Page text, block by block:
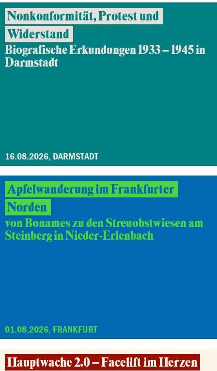
Nonkonformität, Protest und
Widerstand
Biografische Erkundungen 1933 – 1945 in
Darmstadt
16.08.2026, DARMSTADT
Apfelwanderung im Frankfurter
Norden
von Bonames zu den Streuobstwiesen am
Steinberg in Nieder-Erlenbach
01.08.2026, FRANKFURT
Hauptwache 2.0 – Facelift im Herzen